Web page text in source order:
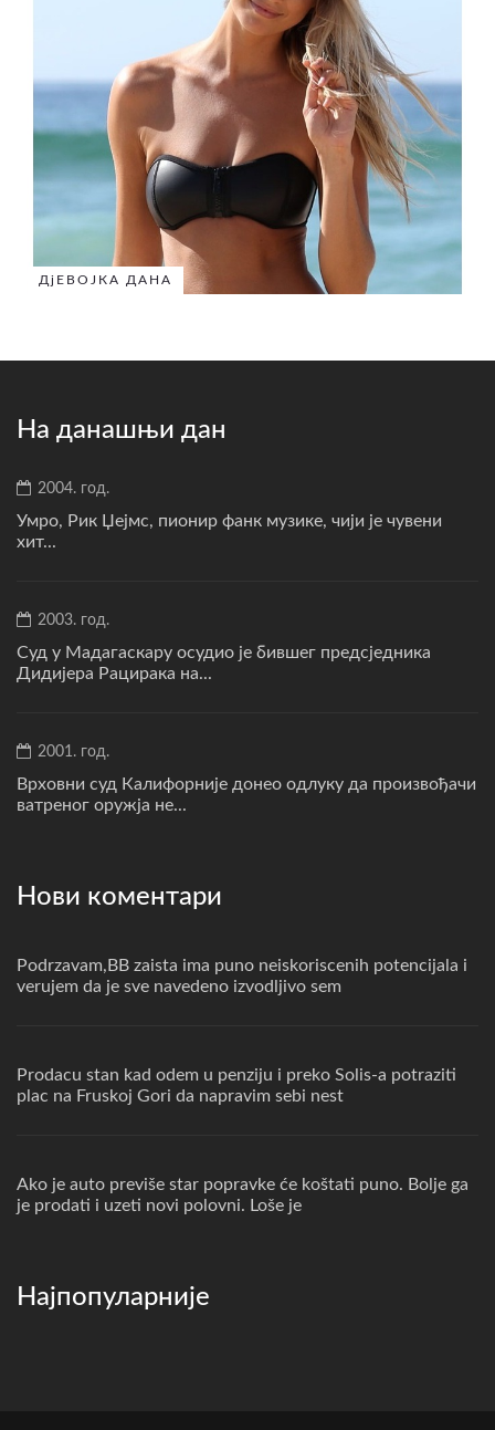
ДјЕВОЈКА ДАНА
На данашњи дан
2004. год.
Умро, Рик Џејмс, пионир фанк музике, чији је чувени
хит...
2003. год.
Суд у Мадагаскару осудио је бившег предсједника
Дидијера Рацирака на...
2001. год.
Врховни суд Калифорније донео одлуку да произвођачи
ватреног оружја не...
Нови коментари
Podrzavam,BB zaista ima puno neiskoriscenih potencijala i
verujem da je sve navedeno izvodljivo sem
Prodacu stan kad odem u penziju i preko Solis-a potraziti
plac na Fruskoj Gori da napravim sebi nest
Ako je auto previše star popravke će koštati puno. Bolje ga
je prodati i uzeti novi polovni. Loše je
Најпопуларније